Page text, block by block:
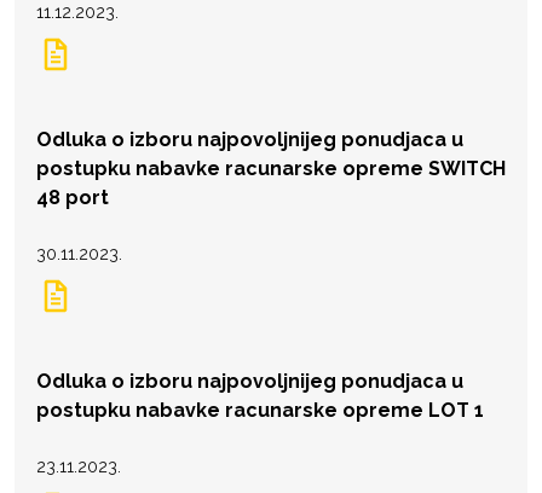
11.12.2023.
Odluka o izboru najpovoljnijeg ponudjaca u
postupku nabavke racunarske opreme SWITCH
48 port
30.11.2023.
Odluka o izboru najpovoljnijeg ponudjaca u
postupku nabavke racunarske opreme LOT 1
23.11.2023.